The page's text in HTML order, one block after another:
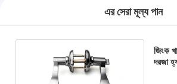
স্মার্ট ওয়াটার কল
বাথরুমের স্যানিটারি সামগ্রী
এর সেরা মূল্য পান
জিংক
দরজা